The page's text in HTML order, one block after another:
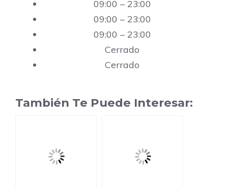
09:00 – 23:00
09:00 – 23:00
09:00 – 23:00
Cerrado
Cerrado
También Te Puede Interesar: